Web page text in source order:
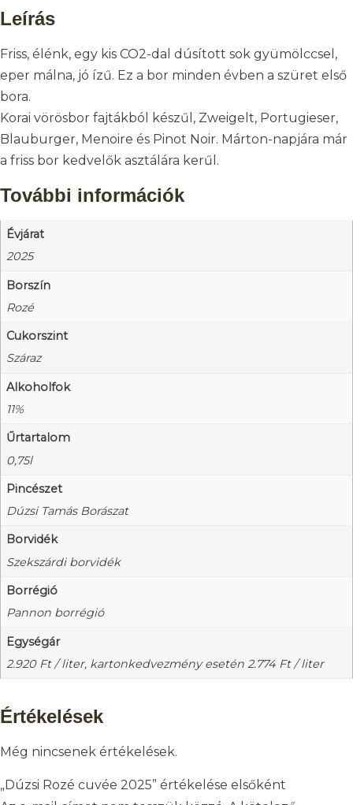
Leírás
Friss, élénk, egy kis CO2-dal dúsított sok gyümölccsel,
eper málna, jó ízű. Ez a bor minden évben a szüret első
bora.
Korai vörösbor fajtákból készűl, Zweigelt, Portugieser,
Blauburger, Menoire és Pinot Noir. Márton-napjára már
a friss bor kedvelők asztálára kerűl.
További információk
Évjárat
2025
Borszín
Rozé
Cukorszint
Száraz
Alkoholfok
11%
Űrtartalom
0,75l
Pincészet
Dúzsi Tamás Borászat
Borvidék
Szekszárdi borvidék
Borrégió
Pannon borrégió
Egységár
2.920 Ft/ liter, kartonkedvezmény esetén2.774 Ft/ liter
Értékelések
Még nincsenek értékelések.
„Dúzsi Rozé cuvée 2025” értékelése elsőként